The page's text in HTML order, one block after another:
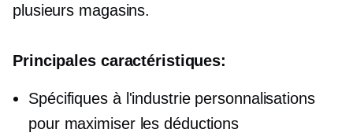
plusieurs magasins.
Principales caractéristiques:
Spécifiques à l'industriepersonnalisations
pour maximiser les déductions